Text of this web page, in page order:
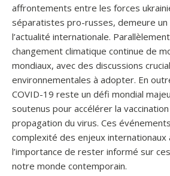
affrontements entre les forces
séparatistes pro-russes, demeure
l’actualité internationale.
changement climatique continue de
mondiaux, avec des discussions
environnementales à adopter. En
COVID-19 reste un défi mondial
soutenus pour accélérer la
propagation du virus. Ces
complexité des enjeux
l’importance de rester informé sur
notre monde contemporain.